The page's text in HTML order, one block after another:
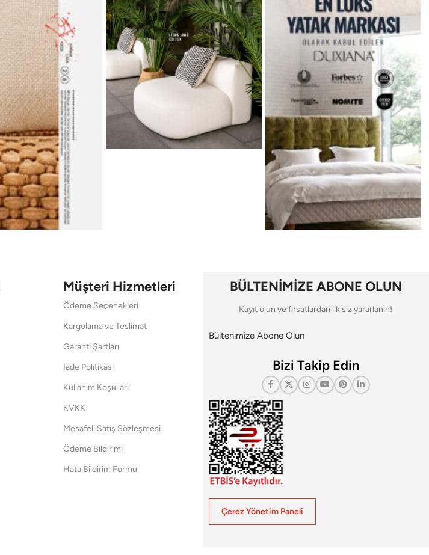
Müşteri Hizmetleri
Ödeme Seçenekleri
Kargolama ve Teslimat
Garanti Şartları
İade Politikası
Kullanım Koşulları
KVKK
Mesafeli Satış Sözleşmesi
Ödeme Bildirimi
Hata Bildirim Formu
BÜLTENİMİZE ABONE OLUN
Kayıt olun ve fırsatlardan ilk siz yararlanın!
Bültenimize Abone Olun
Bizi Takip Edin
Çerez Yönetim Paneli